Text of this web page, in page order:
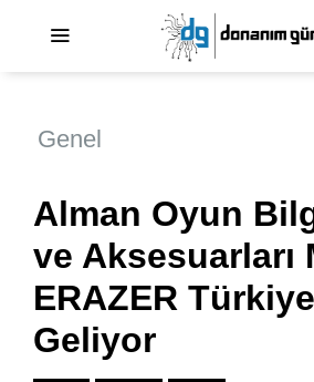
Genel
Alman Oyun
ve Aksesuarları
ERAZER
Geliyor